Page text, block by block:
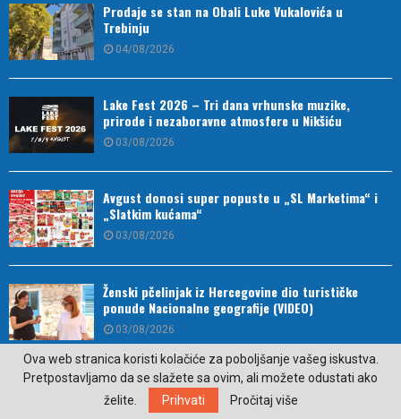
Prodaje se stan na Obali Luke Vukalovića u
Trebinju
04/08/2026
Lake Fest 2026 – Tri dana vrhunske muzike,
prirode i nezaboravne atmosfere u Nikšiću
03/08/2026
Avgust donosi super popuste u „SL Marketima“ i
„Slatkim kućama“
03/08/2026
Ženski pčelinjak iz Hercegovine dio turističke
ponude Nacionalne geografije (VIDEO)
03/08/2026
Drugo mjesto za strijelce u finalu Kupa Republike
Srpske
Ova web stranica koristi kolačiće za poboljšanje vašeg iskustva.
Pretpostavljamo da se slažete sa ovim, ali možete odustati ako
želite.
Prihvati Pročitaj više